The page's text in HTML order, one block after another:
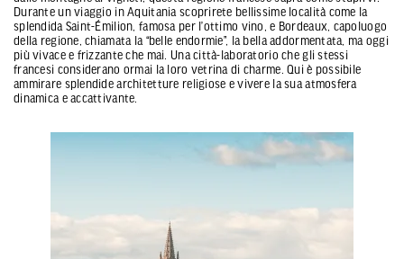
Durante un viaggio in Aquitania scoprirete bellissime località come la
splendida Saint-Émilion, famosa per l’ottimo vino, e Bordeaux, capoluogo
della regione, chiamata la “belle endormie”, la bella addormentata, ma oggi
più vivace e frizzante che mai. Una città-laboratorio che gli stessi
francesi considerano ormai la loro vetrina di charme. Qui è possibile
ammirare splendide architetture religiose e vivere la sua atmosfera
dinamica e accattivante.